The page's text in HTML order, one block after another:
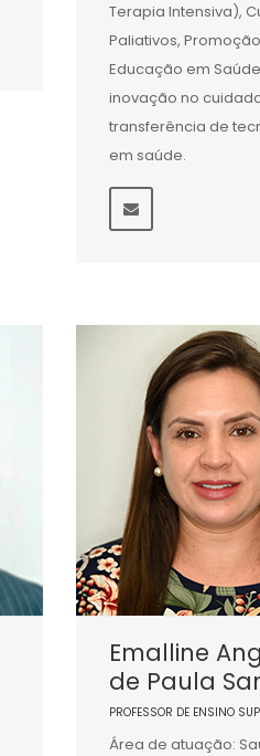
Terapia Intensiva),
Paliativos,
Educação em
inovação no
transferência de
em saúde.
Emalline
de Paula
PROFESSOR DE ENSINO
Área de atuação: